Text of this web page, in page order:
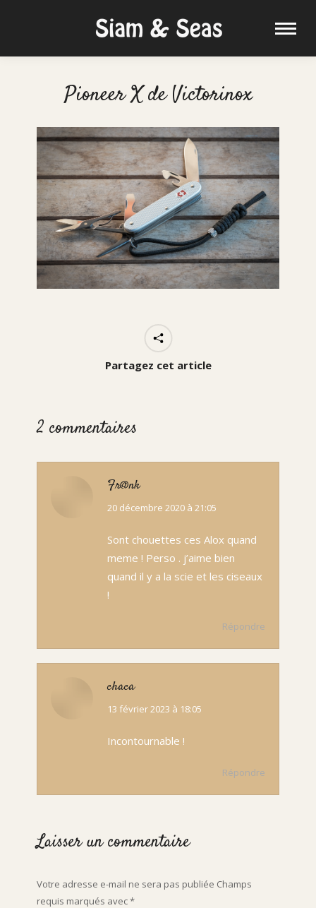
Pioneer X de Victorinox
Partagez cet article
2 commentaires
Fr@nk
dit
20 décembre 2020 à 21:05
Sont chouettes ces Alox quand
meme ! Perso . j’aime bien
quand il y a la scie et les ciseaux
!
Répondre
chaca
dit
13 février 2023 à 18:05
Incontournable !
Répondre
Laisser un commentaire
Votre adresse e-mail ne sera pas publiée Champs
requis marqués avec*